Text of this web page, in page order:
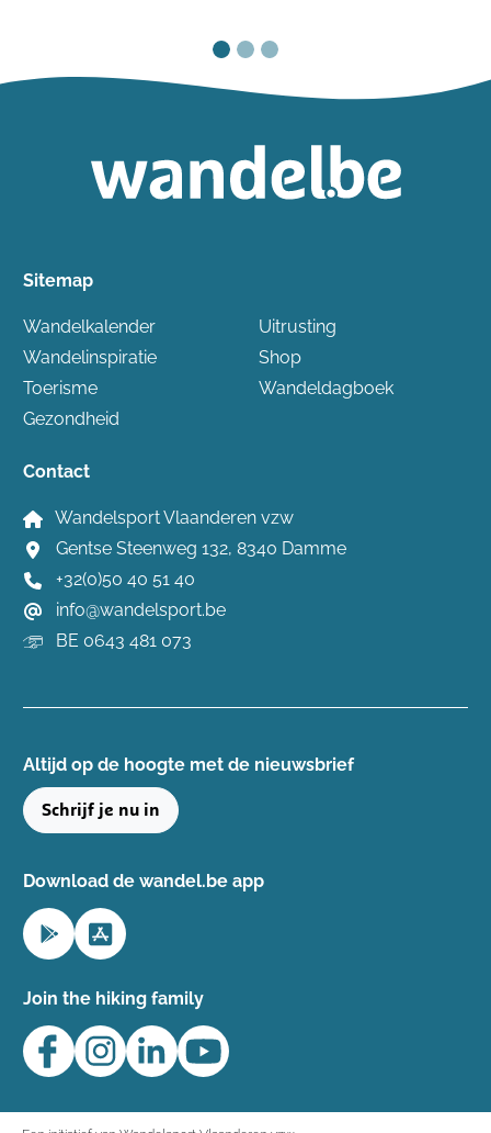
Sitemap
Wandelkalender
Wandelinspiratie
Toerisme
Gezondheid
Uitrusting
Shop
Wandeldagboek
Contact
Wandelsport Vlaanderen vzw
Gentse Steenweg 132, 8340 Damme
+32(0)50 40 51 40
info@wandelsport.be
BE 0643 481 073
Altijd op de hoogte ​met de nieuwsbrief
Schrijf je nu in
Download de wandel.be app
Join the hiking family